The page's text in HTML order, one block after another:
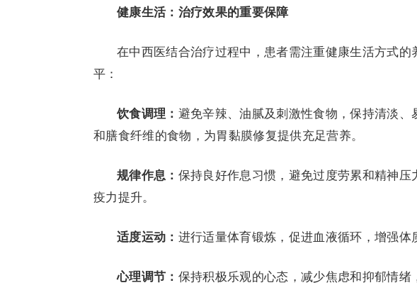
健康生活：治疗效果的重要保障
在中西医结合治疗过程中，患者需注重健康生活方式
平：
饮食调理： 避免辛辣、油腻及刺激性食物，保持清淡
和膳食纤维的食物，为胃黏膜修复提供充足营养。
规律作息： 保持良好作息习惯，避免过度劳累和精神
疫力提升。
适度运动： 进行适量体育锻炼，促进血液循环，增强体
心理调节： 保持积极乐观的心态，减少焦虑和抑郁情绪